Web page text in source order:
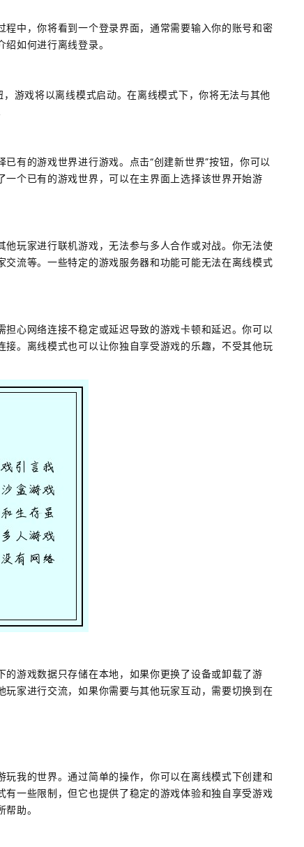
中，你将看到一个登录界面，通常需要输入你的账号和密
如何进行离线登录。
游戏将以离线模式启动。在离线模式下，你将无法与其他
有的游戏世界进行游戏。点击“创建新世界”按钮，你可以
个已有的游戏世界，可以在主界面上选择该世界开始游
玩家进行联机游戏，无法参与多人合作或对战。你无法使
流等。一些特定的游戏服务器和功能可能无法在离线模式
心网络连接不稳定或延迟导致的游戏卡顿和延迟。你可以
。离线模式也可以让你独自享受游戏的乐趣，不受其他玩
游戏数据只存储在本地，如果你更换了设备或卸载了游
家进行交流，如果你需要与其他玩家互动，需要切换到在
我的世界。通过简单的操作，你可以在离线模式下创建和
一些限制，但它也提供了稳定的游戏体验和独自享受游戏
助。